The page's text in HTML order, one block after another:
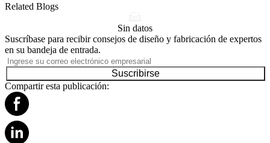
Related Blogs
Sin datos
Suscríbase para recibir consejos de diseño y fabricación de expertos
en su bandeja de entrada.
Suscribirse
Compartir esta publicación: